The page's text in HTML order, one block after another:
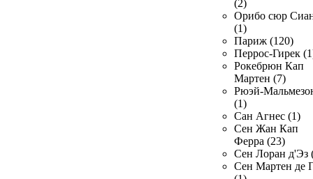
(2)
Орибо сюр
(1)
Париж (120)
Перрос-Гирек
Рокебрюн Кап
Мартен (7)
Рюэй-
(1)
Сан Агнес (1)
Сен Жан Кап
Ферра (23)
Сен Лоран д'Эз
Сен Мартен де